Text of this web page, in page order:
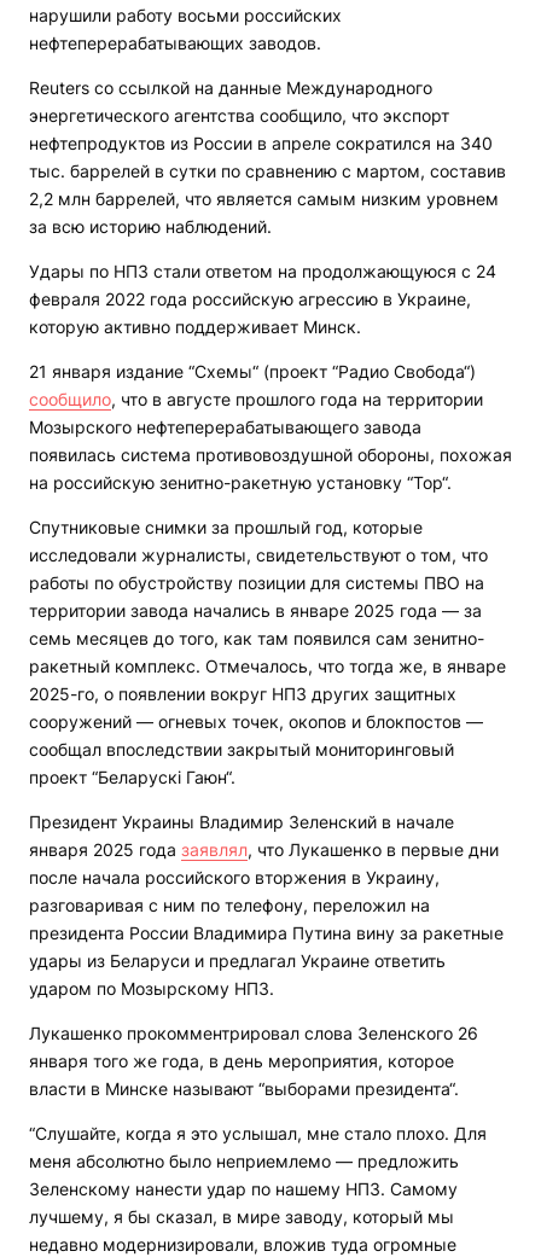
нарушили работу восьми российских
нефтеперерабатывающих заводов.
Reuters со ссылкой на данные Международного
энергетического агентства сообщило, что экспорт
нефтепродуктов из России в апреле сократился на 340
тыс. баррелей в сутки по сравнению с мартом, составив
2,2 млн баррелей, что является самым низким уровнем
за всю историю наблюдений.
Удары по НПЗ стали ответом на продолжающуюся с 24
февраля 2022 года российскую агрессию в Украине,
которую активно поддерживает Минск.
21 января издание “Схемы“ (проект “Радио Свобода“)
сообщило, что в августе прошлого года на территории
Мозырского нефтеперерабатывающего завода
появилась система противовоздушной обороны, похожая
на российскую зенитно-ракетную установку “Тор“.
Спутниковые снимки за прошлый год, которые
исследовали журналисты, свидетельствуют о том, что
работы по обустройству позиции для системы ПВО на
территории завода начались в январе 2025 года — за
семь месяцев до того, как там появился сам зенитно-
ракетный комплекс. Отмечалось, что тогда же, в январе
2025-го, о появлении вокруг НПЗ других защитных
сооружений — огневых точек, окопов и блокпостов —
сообщал впоследствии закрытый мониторинговый
проект “Беларускі Гаюн“.
Президент Украины Владимир Зеленский в начале
января 2025 года заявлял, что Лукашенко в первые дни
после начала российского вторжения в Украину,
разговаривая с ним по телефону, переложил на
президента России Владимира Путина вину за ракетные
удары из Беларуси и предлагал Украине ответить
ударом по Мозырскому НПЗ.
Лукашенко прокомментрировал слова Зеленского 26
января того же года, в день мероприятия, которое
власти в Минске называют “выборами президента“.
“Слушайте, когда я это услышал, мне стало плохо. Для
меня абсолютно было неприемлемо — предложить
Зеленскому нанести удар по нашему НПЗ. Самому
лучшему, я бы сказал, в мире заводу, который мы
недавно модернизировали, вложив туда огромные